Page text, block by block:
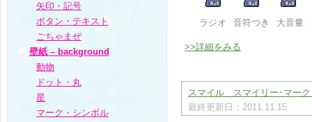
ラジオ 音符つき 大音量
>>詳細をみる
スマイル スマイリー･マー
最終更新日：2011.11.15
矢印・記号
ボタン・テキスト
ごちゃまぜ
壁紙 – background
動物
ドット・丸
星
マーク・シンボル